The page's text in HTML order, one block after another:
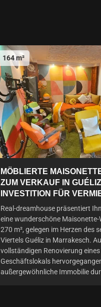
164 m²
MÖBLIERTE
ZUM VERKAUF IN
INVESTITION FÜR
Real-dreamhouse präsentiert
eine wunderschöne Maisonette-
270 m², gelegen im Herzen des
Viertels Guéliz in Marrakesch.
vollständigen Renovierung
Geschäftslokals
außergewöhnliche Immobilie